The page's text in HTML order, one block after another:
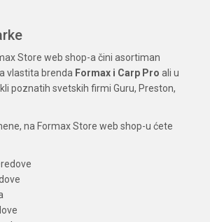
Store web shop-a čini asortiman
vlastita brenda Formax i Carp Pro ali u
poznatih svetskih firmi Guru, Preston,
na Formax Store web shop-u ćete